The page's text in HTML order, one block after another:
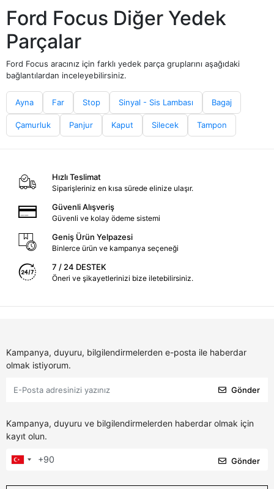
Ford Focus Diğer Yedek
Parçalar
Ford Focus aracınız için farklı yedek parça gruplarını aşağıdaki
bağlantılardan inceleyebilirsiniz.
Ayna Far Stop Sinyal - Sis Lambası Bagaj
Çamurluk Panjur Kaput Silecek Tampon
Hızlı Teslimat
Siparişleriniz en kısa sürede elinize ulaşır.
Güvenli Alışveriş
Güvenli ve kolay ödeme sistemi
Geniş Ürün Yelpazesi
Binlerce ürün ve kampanya seçeneği
7 / 24 DESTEK
Öneri ve şikayetlerinizi bize iletebilirsiniz.
Kampanya, duyuru, bilgilendirmelerden e-posta ile haberdar
olmak istiyorum.
Gönder
Kampanya, duyuru ve bilgilendirmelerden haberdar olmak için
kayıt olun.
Gönder